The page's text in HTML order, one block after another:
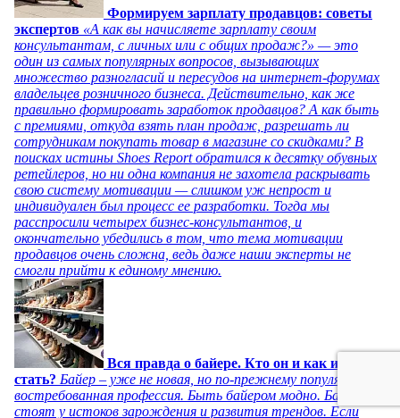
Формируем зарплату продавцов: советы
экспертов «А как вы начисляете зарплату своим
консультантам, с личных или с общих продаж?» — это
один из самых популярных вопросов, вызывающих
множество разногласий и пересудов на интернет-форумах
владельцев розничного бизнеса. Действительно, как же
правильно формировать заработок продавцов? А как быть
с премиями, откуда взять план продаж, разрешать ли
сотрудникам покупать товар в магазине со скидками? В
поисках истины Shoes Report обратился к десятку обувных
ретейлеров, но ни одна компания не захотела раскрывать
свою систему мотивации — слишком уж непрост и
индивидуален был процесс ее разработки. Тогда мы
расспросили четырех бизнес-консультантов, и
окончательно убедились в том, что тема мотивации
продавцов очень сложна, ведь даже наши эксперты не
смогли прийти к единому мнению.
Вся правда о байере. Кто он и как им
стать? Байер – уже не новая, но по-прежнему популярная и
востребованная профессия. Быть байером модно. Байеры
стоят у истоков зарождения и развития трендов. Если